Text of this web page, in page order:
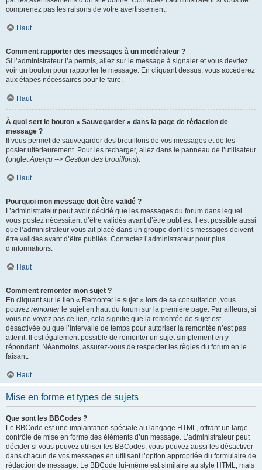
comprenez pas les raisons de votre avertissement.
Haut
Comment rapporter des messages à un modérateur ?
Si l’administrateur l’a permis, allez sur le message à signaler et vous devriez
voir un bouton pour rapporter le message. En cliquant dessus, vous accéderez
aux étapes nécessaires pour le faire.
Haut
À quoi sert le bouton « Sauvegarder » dans la page de rédaction de
message ?
Il vous permet de sauvegarder des brouillons de vos messages et de les
poster ultérieurement. Pour les recharger, allez dans le panneau de l’utilisateur
(ongletAperçu --> Gestion des brouillons).
Haut
Pourquoi mon message doit être validé ?
L’administrateur peut avoir décidé que les messages du forum dans lequel
vous postez nécessitent d’être validés avant d’être publiés. Il est possible aussi
que l’administrateur vous ait placé dans un groupe dont les messages doivent
être validés avant d’être publiés. Contactez l’administrateur pour plus
d’informations.
Haut
Comment remonter mon sujet ?
En cliquant sur le lien « Remonter le sujet » lors de sa consultation, vous
pouvez remonterle sujet en haut du forum sur la première page. Par ailleurs, si
vous ne voyez pas ce lien, cela signifie que la remontée de sujet est
désactivée ou que l’intervalle de temps pour autoriser la remontée n’est pas
atteint. Il est également possible de remonter un sujet simplement en y
répondant. Néanmoins, assurez-vous de respecter les règles du forum en le
faisant.
Haut
Mise en forme et types de sujets
Que sont les BBCodes ?
Le BBCode est une implantation spéciale au langage HTML, offrant un large
contrôle de mise en forme des éléments d’un message. L’administrateur peut
décider si vous pouvez utiliser les BBCodes, vous pouvez aussi les désactiver
dans chacun de vos messages en utilisant l’option appropriée du formulaire de
rédaction de message. Le BBCode lui-même est similaire au style HTML, mais